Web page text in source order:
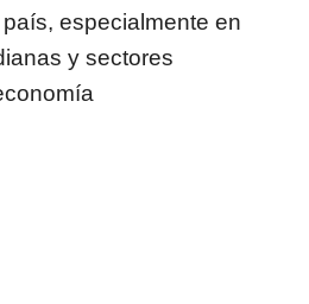
especialmente en
y sectores